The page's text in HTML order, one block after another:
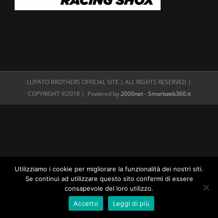
LUPATO BROTHERS OFFICIAL SITE | ALL RIGHTS RESERVED |
COPYRIGHT ©2018 | Powered by2000net - Smartweb360.it
Utilizziamo i cookie per migliorare la funzionalità dei nostri siti.
Se continui ad utilizzare questo sito confermi di essere
consapevole del loro utilizzo.
Accetto
Leggi di più